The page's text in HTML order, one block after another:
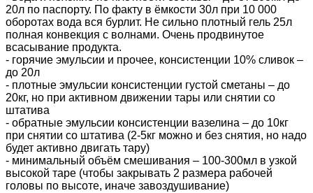
20л по паспорту. По факту в ёмкости 30л при 10 000
оборотах вода вся бурлит. Не сильно плотный гель 25л
полная конвекция с волнами. Очень продвинутое
всасывание продукта.
- горячие эмульсии и прочее, консистенции 10% сливок –
до 20л
- плотные эмульсии консистенции густой сметаны – до
20кг, но при активном движении тары или снятии со
штатива
- обратные эмульсии консистенции вазелина – до 10кг
при снятии со штатива (2-5кг можно и без снятия, но надо
будет активно двигать тару)
- минимальный объём смешивания – 100-300мл в узкой
высокой таре (чтобы закрывать 2 размера рабочей
головы по высоте, иначе завоздушивание)